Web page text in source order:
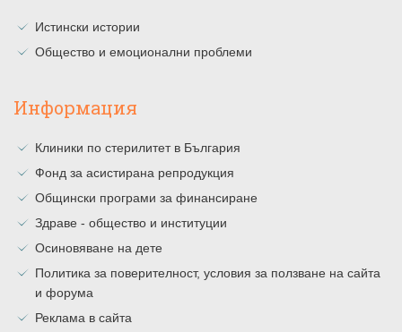
Истински истории
Общество и емоционални проблеми
Информация
Клиники по стерилитет в България
Фонд за асистирана репродукция
Общински програми за финансиране
Здраве - общество и институции
Осиновяване на дете
Политика за поверителност, условия за ползване на сайта
и форума
Реклама в сайта